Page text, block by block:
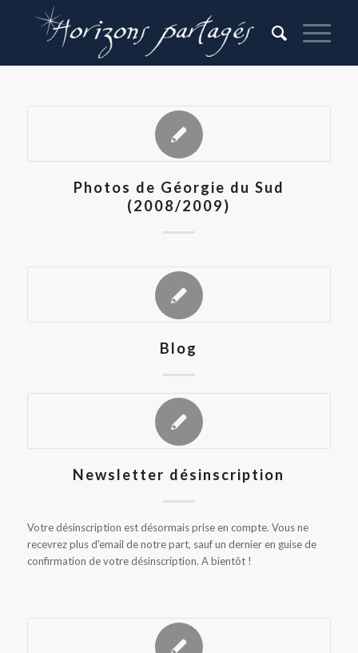
Photos de Géorgie du Sud
(2008/2009)
Blog
Newsletter désinscription
Votre désinscription est désormais prise en compte. Vous ne
recevrez plus d'email de notre part, sauf un dernier en guise de
confirmation de votre désinscription. A bientôt !